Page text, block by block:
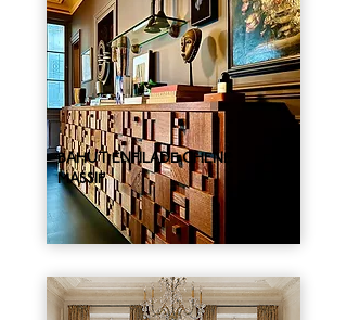
BAHUT ENFILADE CHENE
MASSIF